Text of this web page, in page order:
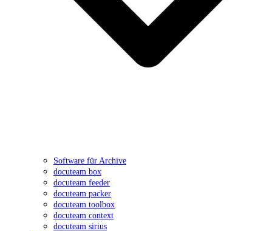
Software für Archive
docuteam box
docuteam feeder
docuteam packer
docuteam toolbox
docuteam context
docuteam sirius